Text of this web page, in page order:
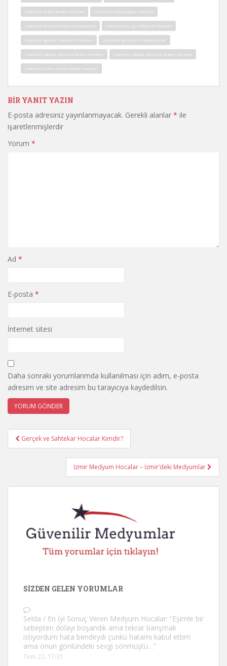
istanbul büyü bozan hocalar istanbul büyü yapan hocalar
istanbul büyücü hoca numaraları istanbul en iyi medyum hocalar
istanbul gerçek medyum hocalar istanbul güvenilir medyumlar
istanbul papaz büyüsü bozan hocalar istanbul papaz büyüsü yapan hocalar
istanbul yıldızname bakan hocalar
BIR YANIT YAZIN
E-posta adresiniz yayınlanmayacak. Gerekli alanlar * ile
işaretlenmişlerdir
Yorum *
Ad *
E-posta *
İnternet sitesi
Daha sonraki yorumlarımda kullanılması için adım, e-posta
adresim ve site adresim bu tarayıcıya kaydedilsin.
Post
navigation
Gerçek ve Sahtekar Hocalar Kimdir?
İzmir Medyum Hocalar – İzmir’deki Medyumlar
SIZDEN GELEN YORUMLAR
Selda / En İyi Sonuç Veren Medyum Hocalar: “Eşimle bir
sebepten dolayı boşandık ama tekrar barışmak
istiyordum hata bendeydi çünkü hatamı kabul ettim
ama onun gönlündeki sevgi sönmüştü…”
Tem 22, 17:31